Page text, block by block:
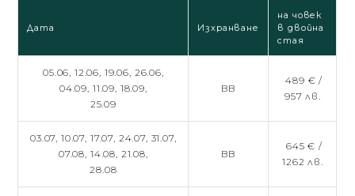
Дата Изхранване
на човек
в двойна
стая
05.06, 12.06, 19.06, 26.06,
04.09, 11.09, 18.09,
25.09
BB
489 € /
957 лв.
03.07, 10.07, 17.07, 24.07, 31.07,
07.08, 14.08, 21.08,
28.08
BB
645 € /
1262 лв.